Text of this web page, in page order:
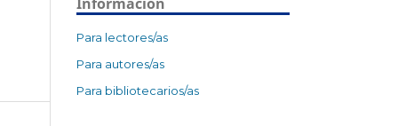
Para lectores/as
Para autores/as
Para bibliotecarios/as